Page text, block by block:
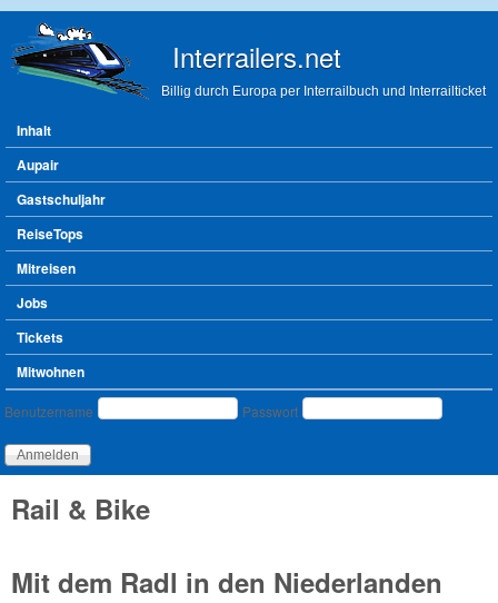
Interrailers.net
Billig durch Europa per Interrailbuch und Interrailticket
Hauptmenü
Inhalt
Aupair
Gastschuljahr
ReiseTops
Mitreisen
Jobs
Tickets
Mitwohnen
Benutzeranmeldung
Benutzername Passwort
Rail & Bike
Mit dem Radl in den Niederlanden